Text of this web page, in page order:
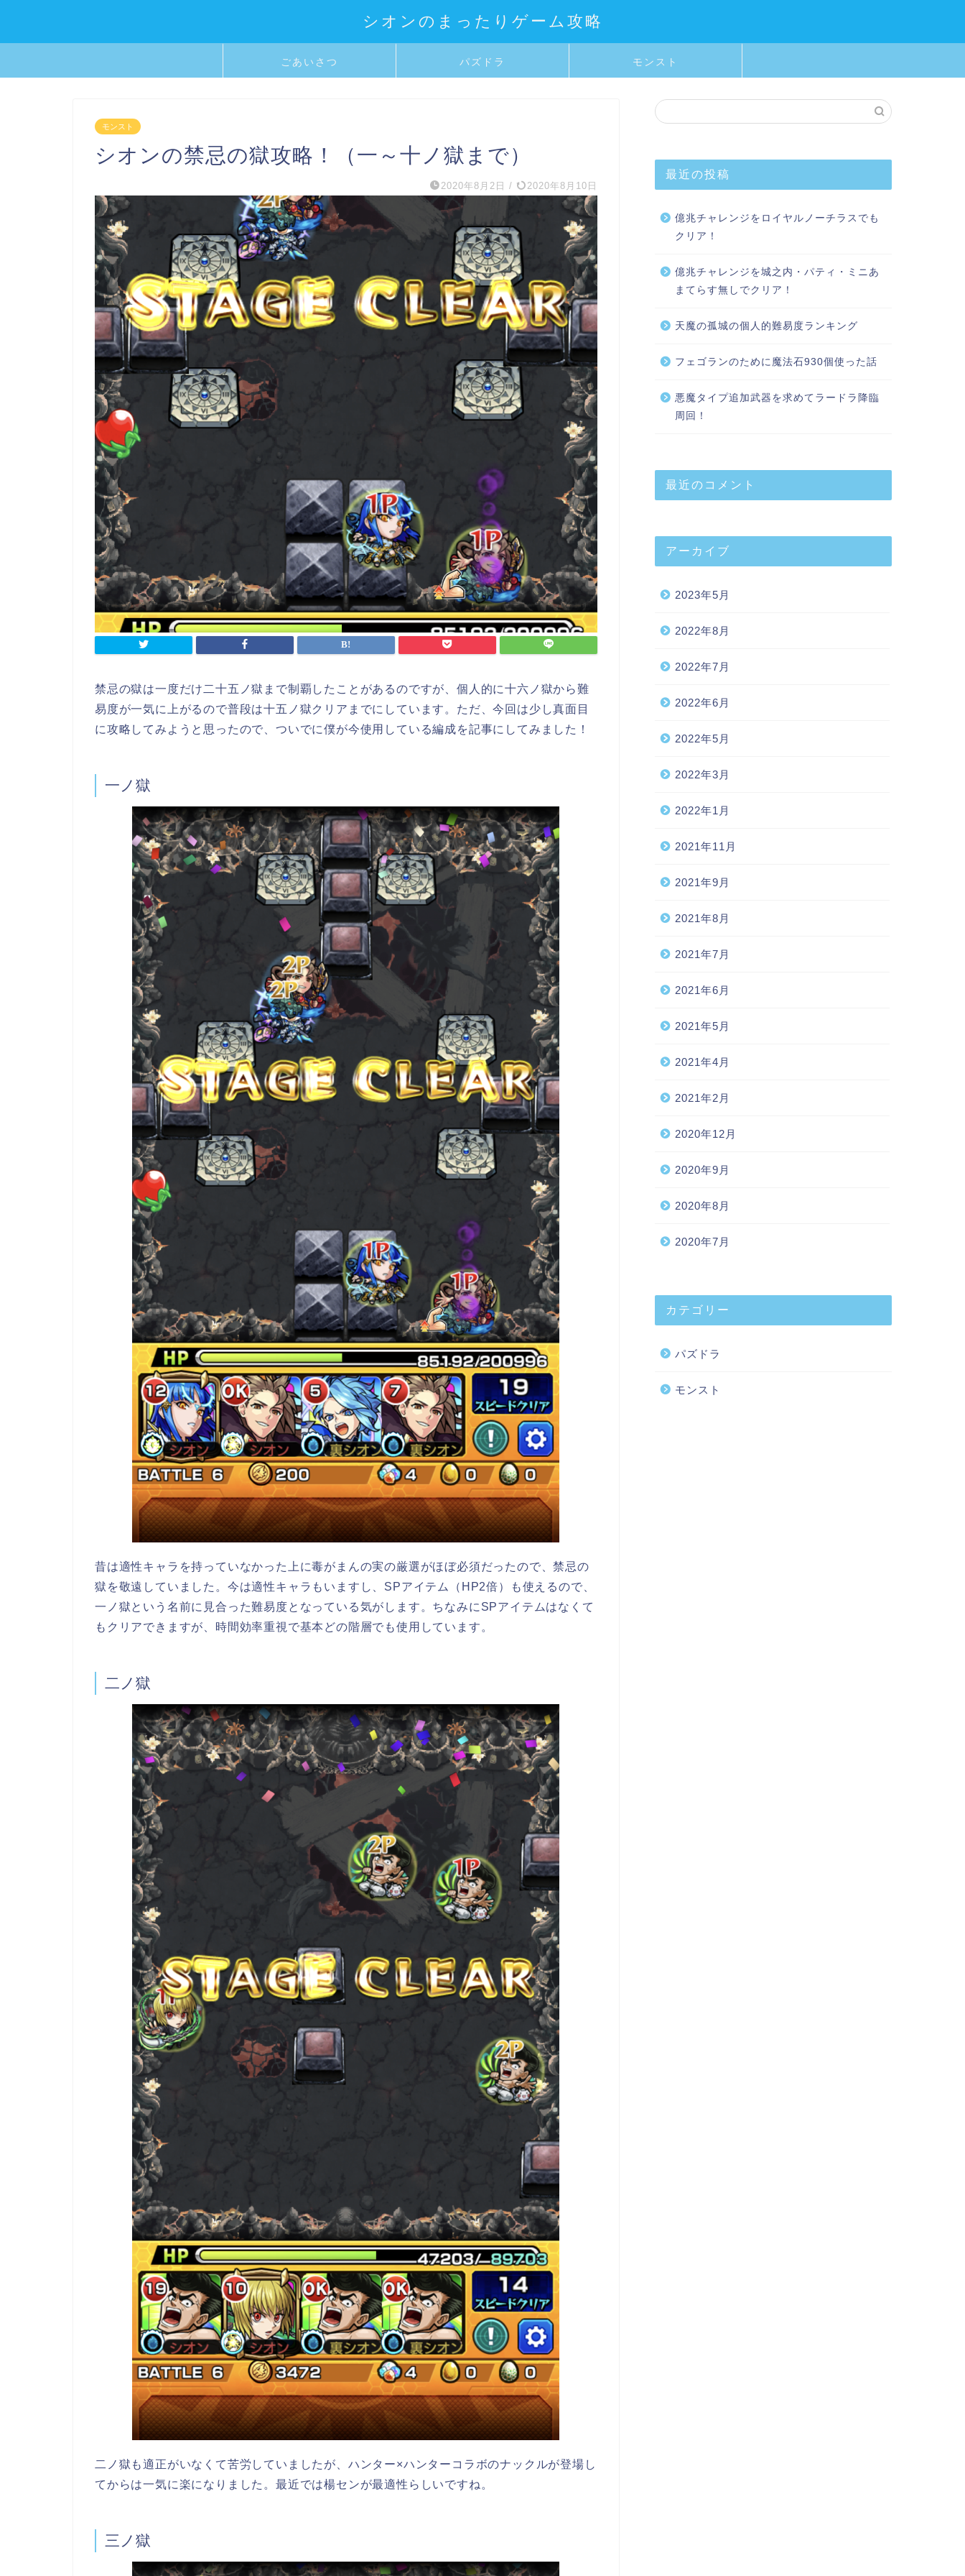
シオンのまったりゲーム攻略
ごあいさつ パズドラ モンスト
モンスト
シオンの禁忌の獄攻略！（一～十ノ獄まで）
2020年8月2日 / 2020年8月10日
禁忌の獄は一度だけ二十五ノ獄まで制覇したことがあるのですが、個人的に十六ノ獄から難
易度が一気に上がるので普段は十五ノ獄クリアまでにしています。ただ、今回は少し真面目
に攻略してみようと思ったので、ついでに僕が今使用している編成を記事にしてみました！
一ノ獄
昔は適性キャラを持っていなかった上に毒がまんの実の厳選がほぼ必須だったので、禁忌の
獄を敬遠していました。今は適性キャラもいますし、SPアイテム（HP2倍）も使えるので、
一ノ獄という名前に見合った難易度となっている気がします。ちなみにSPアイテムはなくて
もクリアできますが、時間効率重視で基本どの階層でも使用しています。
二ノ獄
二ノ獄も適正がいなくて苦労していましたが、ハンター×ハンターコラボのナックルが登場し
てからは一気に楽になりました。最近では楊センが最適性らしいですね。
三ノ獄
最近の投稿
億兆チャレンジをロイヤルノーチラスでも
クリア！
億兆チャレンジを城之内・パティ・ミニあ
まてらす無しでクリア！
天魔の孤城の個人的難易度ランキング
フェゴランのために魔法石930個使った話
悪魔タイプ追加武器を求めてラードラ降臨
周回！
最近のコメント
アーカイブ
2023年5月
2022年8月
2022年7月
2022年6月
2022年5月
2022年3月
2022年1月
2021年11月
2021年9月
2021年8月
2021年7月
2021年6月
2021年5月
2021年4月
2021年2月
2020年12月
2020年9月
2020年8月
2020年7月
カテゴリー
パズドラ
モンスト